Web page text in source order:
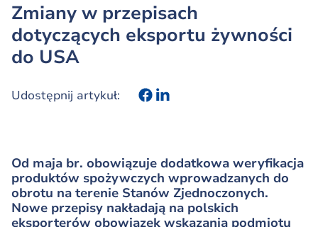
Zmiany w przepisach
dotyczących eksportu żywności
do USA
Udostępnij artykuł:
Od maja br. obowiązuje dodatkowa weryfikacja
produktów spożywczych wprowadzanych do
obrotu na terenie Stanów Zjednoczonych.
Nowe przepisy nakładają na polskich
eksporterów obowiązek wskazania podmiotu